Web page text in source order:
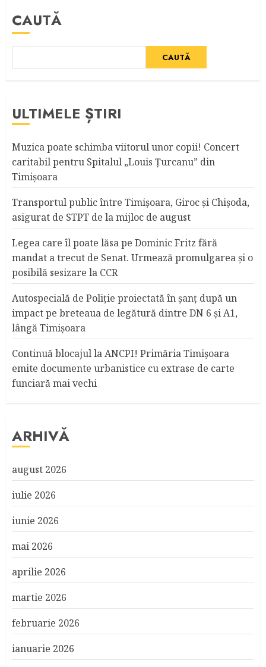
CAUTĂ
CAUTĂ
ULTIMELE ȘTIRI
Muzica poate schimba viitorul unor copii! Concert
caritabil pentru Spitalul „Louis Ţurcanu” din
Timişoara
Transportul public între Timişoara, Giroc şi Chişoda,
asigurat de STPT de la mijloc de august
Legea care îl poate lăsa pe Dominic Fritz fără
mandat a trecut de Senat. Urmează promulgarea și o
posibilă sesizare la CCR
Autospecială de Poliție proiectată în șanț după un
impact pe breteaua de legătură dintre DN 6 și A1,
lângă Timișoara
Continuă blocajul la ANCPI! Primăria Timişoara
emite documente urbanistice cu extrase de carte
funciară mai vechi
ARHIVĂ
august 2026
iulie 2026
iunie 2026
mai 2026
aprilie 2026
martie 2026
februarie 2026
ianuarie 2026